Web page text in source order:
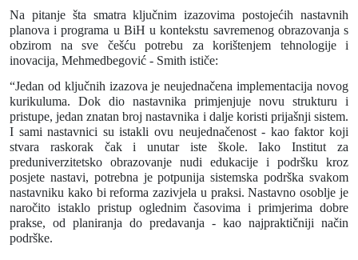
Na pitanje šta smatra ključnim izazovima postojećih nastavnih
planova i programa u BiH u kontekstu savremenog obrazovanja s
obzirom na sve češću potrebu za korištenjem tehnologije i
inovacija, Mehmedbegović - Smith ističe:
“Jedan od ključnih izazova je neujednačena implementacija novog
kurikuluma. Dok dio nastavnika primjenjuje novu strukturu i
pristupe, jedan znatan broj nastavnika i dalje koristi prijašnji sistem.
I sami nastavnici su istakli ovu neujednačenost - kao faktor koji
stvara raskorak čak i unutar iste škole. Iako Institut za
preduniverzitetsko obrazovanje nudi edukacije i podršku kroz
posjete nastavi, potrebna je potpunija sistemska podrška svakom
nastavniku kako bi reforma zazivjela u praksi. Nastavno osoblje je
naročito istaklo pristup oglednim časovima i primjerima dobre
prakse, od planiranja do predavanja - kao najpraktičniji način
podrške.